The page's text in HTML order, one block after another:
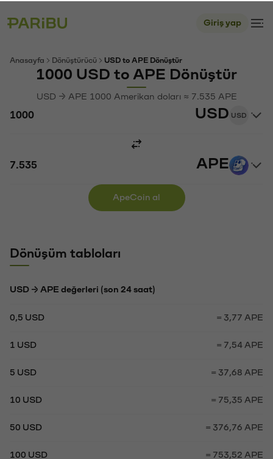
Giriş yap
Anasayfa Dönüştürücü USD to APE Dönüştür
1000 USD to APE Dönüştür
USD → APE 1000 Amerikan doları ≈ 7.535 APE
USD USD
APE
ApeCoin al
Dönüşüm tabloları
USD → APE değerleri (son 24 saat)
0,5 USD = 3,77 APE
1 USD = 7,54 APE
5 USD = 37,68 APE
10 USD = 75,35 APE
50 USD = 376,76 APE
100 USD = 753,52 APE